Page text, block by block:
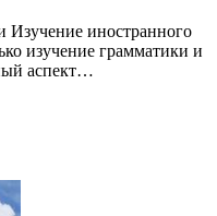
Изучение иностранного
изучение грамматики и
аспект…